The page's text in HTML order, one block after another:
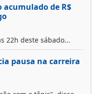
acumulado de R$
22h deste sábado...
pausa na carreira